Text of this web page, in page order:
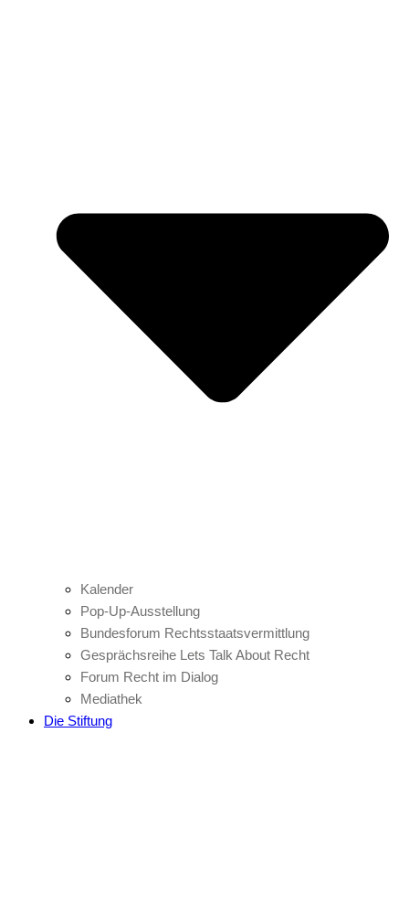
Kalender
Pop-Up-Ausstellung
Bundesforum Rechtsstaatsvermittlung
Gesprächsreihe Lets Talk About Recht
Forum Recht im Dialog
Mediathek
Die Stiftung